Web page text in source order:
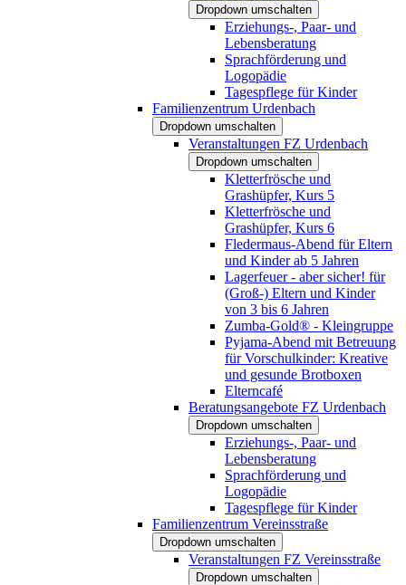
Dropdown umschalten
Erziehungs-, Paar- und
Lebensberatung
Sprachförderung und
Logopädie
Tagespflege für Kinder
Familienzentrum Urdenbach
Dropdown umschalten
Veranstaltungen FZ Urdenbach
Dropdown umschalten
Kletterfrösche und
Grashüpfer, Kurs 5
Kletterfrösche und
Grashüpfer, Kurs 6
Fledermaus-Abend für Eltern
und Kinder ab 5 Jahren
Lagerfeuer - aber sicher! für
(Groß-) Eltern und Kinder
von 3 bis 6 Jahren
Zumba-Gold® - Kleingruppe
Pyjama-Abend mit Betreuung
für Vorschulkinder: Kreative
und gesunde Brotboxen
Elterncafé
Beratungsangebote FZ Urdenbach
Dropdown umschalten
Erziehungs-, Paar- und
Lebensberatung
Sprachförderung und
Logopädie
Tagespflege für Kinder
Familienzentrum Vereinsstraße
Dropdown umschalten
Veranstaltungen FZ Vereinsstraße
Dropdown umschalten